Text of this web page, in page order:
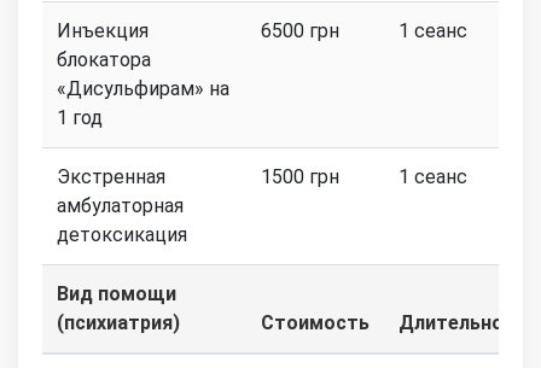
Инъекция
блокатора
«Дисульфирам» на
1 год
6500 грн 1 сеанс
Экстренная
амбулаторная
детоксикация
1500 грн 1 сеанс
Вид помощи
(психиатрия)
Стоимость Длительность